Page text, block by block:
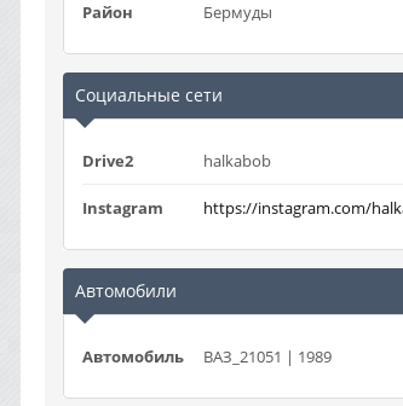
Район Бермуды
Социальные сети
Drive2 halkabob
Instagram https://instagram.com/
Автомобили
Автомобиль ВАЗ_21051 | 1989